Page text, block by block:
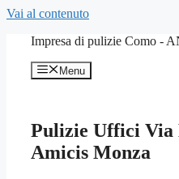
Vai al contenuto
Impresa di pulizie Como -
Menu
Pulizie Uffici Via
Amicis Monza